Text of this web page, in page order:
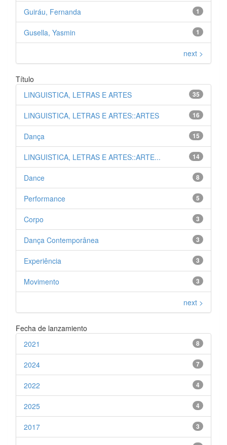
1
Guiráu, Fernanda
1
Gusella, Yasmin
next >
Título
35
LINGUISTICA, LETRAS E ARTES
16
LINGUISTICA, LETRAS E ARTES::ARTES
15
Dança
14
LINGUISTICA, LETRAS E ARTES::ARTE...
8
Dance
5
Performance
3
Corpo
3
Dança Contemporânea
3
Experiência
3
Movimento
next >
Fecha de lanzamiento
8
2021
7
2024
4
2022
4
2025
3
2017